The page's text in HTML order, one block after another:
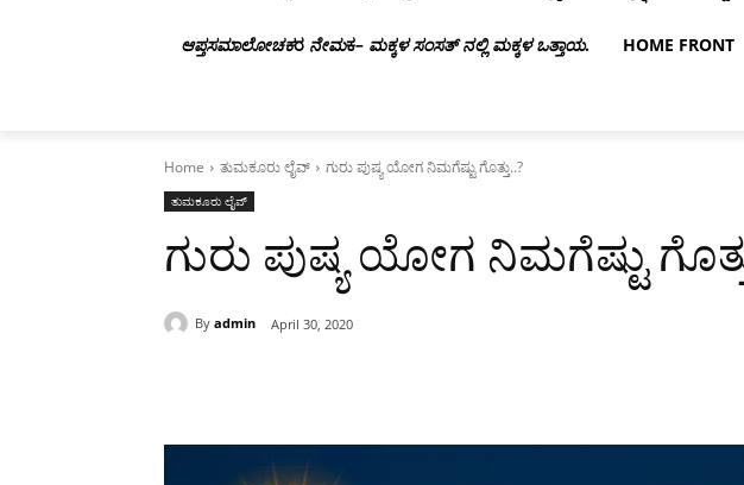
ಆಪ್ತಸಮಾಲೋಚಕರ ನೇಮಕ– ಮಕ್ಕಳ ಸಂಸತ್ ನಲ್ಲಿ ಮಕ್ಕಳ ಒತ್ತಾಯ. HOME FRONT
Home ತುಮಕೂರು ಲೈವ್ ಗುರು ಪುಷ್ಯ ಯೋಗ ನಿಮಗೆಷ್ಟು ಗೊತ್ತು..?
ತುಮಕೂರು ಲೈವ್
ಗುರು ಪುಷ್ಯ ಯೋಗ ನಿಮಗೆಷ್ಟು
By admin April 30, 2020